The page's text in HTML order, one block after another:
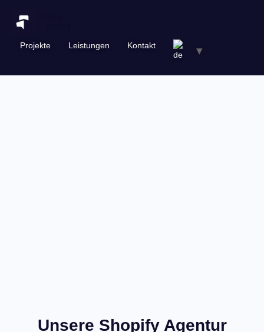
springen
Projekte Leistungen Kontakt
Unsere Shopify Agentur